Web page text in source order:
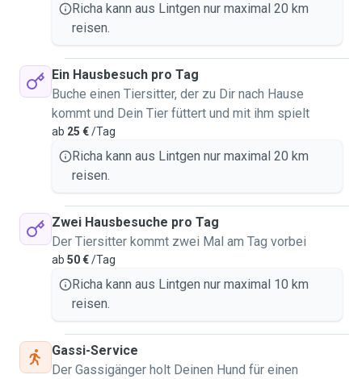
Richa kann aus Lintgen nur maximal 20 km
reisen.
Ein Hausbesuch pro Tag
Buche einen Tiersitter, der zu Dir nach Hause
kommt und Dein Tier füttert und mit ihm spielt
ab 25 €/Tag
Richa kann aus Lintgen nur maximal 20 km
reisen.
Zwei Hausbesuche pro Tag
Der Tiersitter kommt zwei Mal am Tag vorbei
ab 50 €/Tag
Richa kann aus Lintgen nur maximal 10 km
reisen.
Gassi-Service
Der Gassigänger holt Deinen Hund für einen